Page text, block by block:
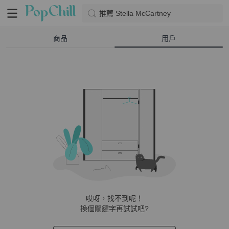
推薦 Stella McCartney
商品 用戶
哎呀，找不到呢！
換個關鍵字再試試吧?